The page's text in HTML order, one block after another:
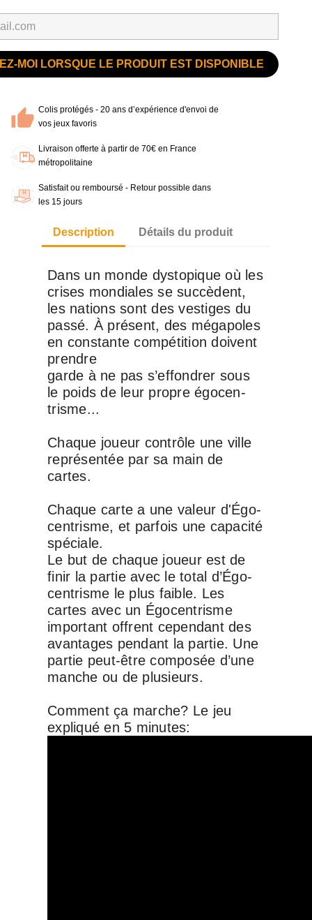
MOI LORSQUE LE PRODUIT EST DISPONIBLE
Colis protégés - 20 ans d’expérience d'envoi de
vos jeux favoris
Livraison offerte à partir de 70€ en France
métropolitaine
Satisfait ou remboursé - Retour possible dans
les 15 jours
Description Détails du produit
Dans un monde dys­to­pique où les
crises mon­diales se suc­cèdent,
les nations sont des ves­tiges du
passé. À pré­sent, des méga­poles
en constante com­pé­ti­tion doivent
prendre
garde à ne pas s’ef­fon­drer sous
le poids de leur propre égo­cen­
trisme...
Chaque joueur contrôle une ville
repré­sen­tée par sa main de
cartes.
Chaque carte a une valeur d'Égo­
cen­trisme, et par­fois une capa­cité
spé­ciale.
Le but de chaque joueur est de
finir la par­tie avec le total d’Égo­
cen­trisme le plus faible. Les
cartes avec un Égo­cen­trisme
impor­tant offrent cepen­dant des
avan­tages pen­dant la par­tie. Une
par­tie peut-être com­po­sée d’une
manche ou de plu­sieurs.
Comment ça marche? Le jeu
expliqué en 5 minutes: